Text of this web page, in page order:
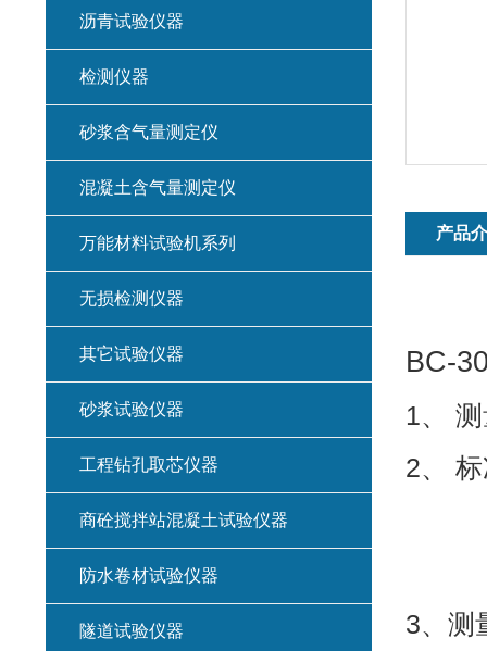
产品
BC-
1、
2、
3、
沥青试验仪器
检测仪器
砂浆含气量测定仪
混凝土含气量测定仪
万能材料试验机系列
无损检测仪器
其它试验仪器
砂浆试验仪器
工程钻孔取芯仪器
商砼搅拌站混凝土试验仪器
防水卷材试验仪器
隧道试验仪器